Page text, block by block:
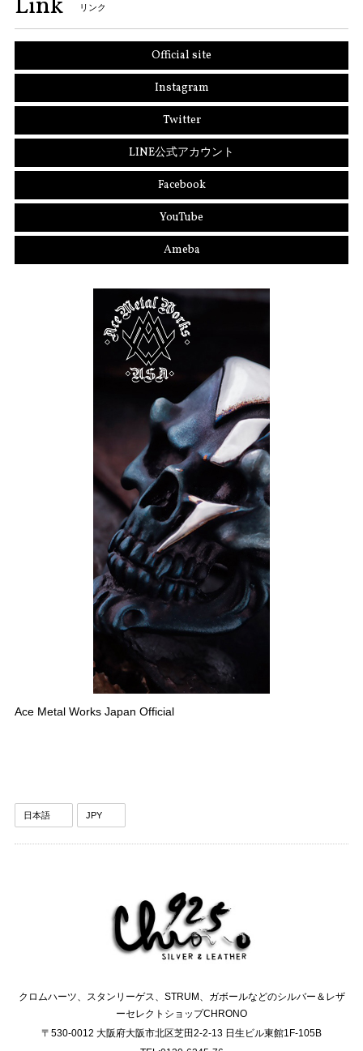
リンク
Official site
Instagram
Twitter
LINE公式アカウント
Facebook
YouTube
Ameba
Ace Metal Works Japan Official
クロムハーツ、スタンリーゲス、STRUM、ガボールなどのシルバー＆レザ
ーセレクトショップCHRONO
〒530-0012 大阪府大阪市北区芝田2-2-13 日生ビル東館1F-105B